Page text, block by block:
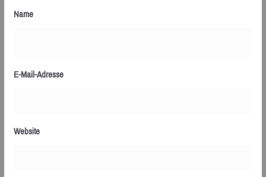
Name
E-Mail-Adresse
Website